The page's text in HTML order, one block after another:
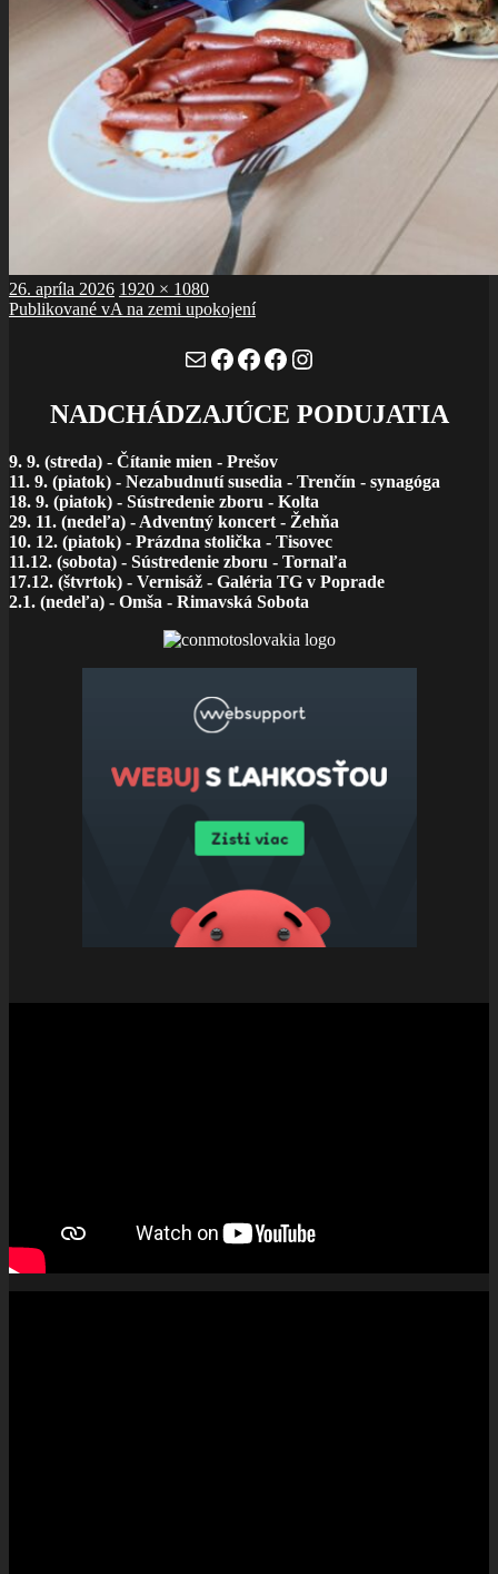
Publikované
26. apríla 2026 Plná
veľkosť
1920 × 1080
Navigácia
Publikované vA na zemi upokojení
MailFacebook
Facebook
Facebook
Instagram
NADCHÁDZAJÚCE PODUJATIA
9. 9. (streda) - Čítanie mien - Prešov
11. 9. (piatok) - Nezabudnutí susedia - Trenčín - synagóga
18. 9. (piatok) - Sústredenie zboru - Kolta
29. 11. (nedeľa) - Adventný koncert - Žehňa
10. 12. (piatok) - Prázdna stolička - Tisovec
11.12. (sobota) - Sústredenie zboru - Tornaľa
17.12. (štvrtok) - Vernisáž - Galéria TG v Poprade
2.1. (nedeľa) - Omša - Rimavská Sobota